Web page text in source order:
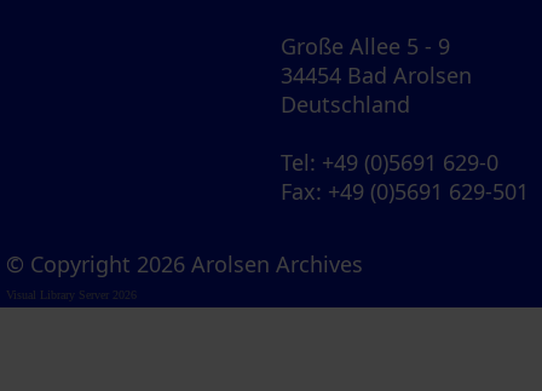
Große Allee 5 - 9
34454 Bad Arolsen
Deutschland
Tel: +49 (0)5691 629-0
Fax: +49 (0)5691 629-501
© Copyright 2026 Arolsen Archives
Visual Library Server 2026